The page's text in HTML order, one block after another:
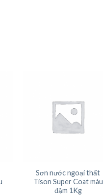
Sơn nước ngoại thất
Tison Super Coat màu
đậm 1Kg